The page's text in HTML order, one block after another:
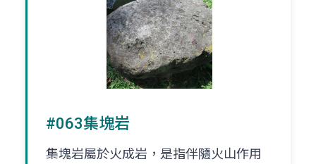
#063集塊岩
集塊岩屬於火成岩，是指伴隨火山作用